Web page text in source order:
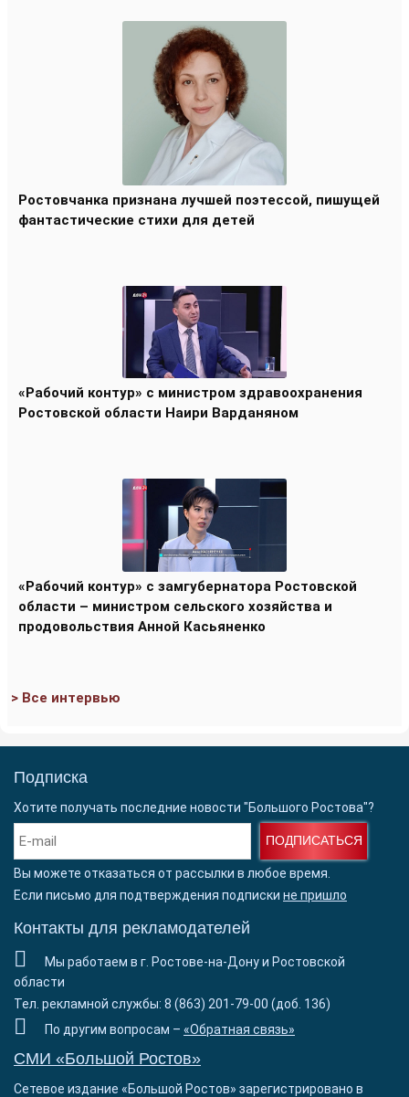
Ростовчанка признана лучшей поэтессой, пишущей
фантастические стихи для детей
«Рабочий контур» с министром здравоохранения
Ростовской области Наири Варданяном
«Рабочий контур» с замгубернатора Ростовской
области – министром сельского хозяйства и
продовольствия Анной Касьяненко
> Все интервью
Подписка
Хотите получать последние новости "Большого Ростова"?
ПОДПИСАТЬСЯ
Вы можете отказаться от рассылки в любое время.
Если письмо для подтверждения подписки не пришло
Контакты для рекламодателей
Мы работаем в г. Ростове-на-Дону и Ростовской
области
Тел. рекламной службы: 8 (863) 201-79-00 (доб. 136)
По другим вопросам – «Обратная связь»
СМИ «Большой Ростов»
Сетевое издание «Большой Ростов» зарегистрировано в